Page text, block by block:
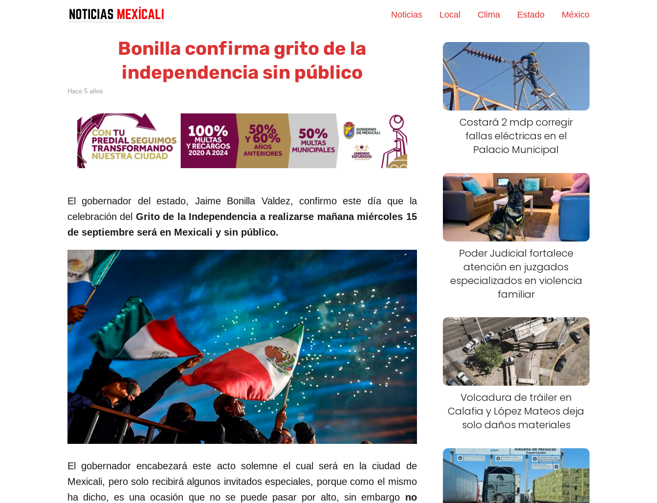
Noticias Local Clima Estado México
Bonilla confirma grito de la
independencia sin público
hace 5 años
El gobernador del estado, Jaime Bonilla Valdez, confirmo este día que la
celebración del Grito de la Independencia a realizarse mañana miércoles 15
de septiembre será en Mexicali y sin público.
El gobernador encabezará este acto solemne el cual será en la ciudad de
Mexicali, pero solo recibirá algunos invitados especiales, porque como el mismo
ha dicho, es una ocasión que no se puede pasar por alto, sin embargo no
Costará 2 mdp corregir
fallas eléctricas en el
Palacio Municipal
Poder Judicial fortalece
atención en juzgados
especializados en violencia
familiar
Volcadura de tráiler en
Calafia y López Mateos deja
solo daños materiales